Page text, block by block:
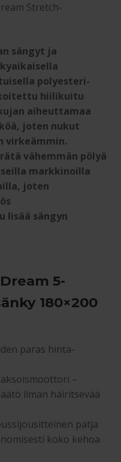
Stretch-
sängyt ja
polyesteri-
hiilikuitu
aiheuttamaa
joten nukut
virkeämmin.
vähemmän pölyä
markkinoilla
joten
lisää sängyn
5-
180×200
paras hinta-
–
ilman häiritsevää
patja
koko kehoa